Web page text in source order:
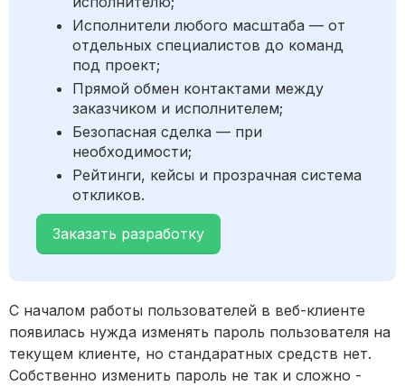
Исполнители любого масштаба — от
отдельных специалистов до команд
под проект;
Прямой обмен контактами между
заказчиком и исполнителем;
Безопасная сделка — при
необходимости;
Рейтинги, кейсы и прозрачная система
откликов.
Заказать разработку
С началом работы пользователей в веб-клиенте
появилась нужда изменять пароль пользователя на
текущем клиенте, но стандаратных средств нет.
Собственно изменить пароль не так и сложно -